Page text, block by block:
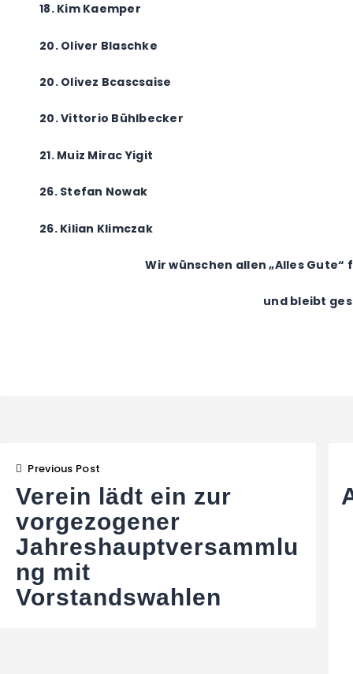
18. Kim Kaemper
20. Oliver Blaschke
20. Olivez Bcascsaise
20. Vittorio Bühlbecker
21. Muiz Mirac Yigit
26. Stefan Nowak
26. Kilian Klimczak
Wir wünschen allen „Alles
und bleibt
Previous Post
Verein lädt ein zur
vorgezogener
Jahreshauptversammlu
ng mit
Vorstandswahlen